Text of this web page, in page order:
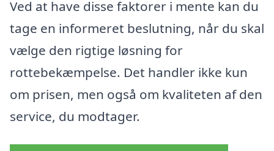
Ved at have disse faktorer i mente kan du
tage en informeret beslutning, når du skal
vælge den rigtige løsning for
rottebekæmpelse. Det handler ikke kun
om prisen, men også om kvaliteten af den
service, du modtager.